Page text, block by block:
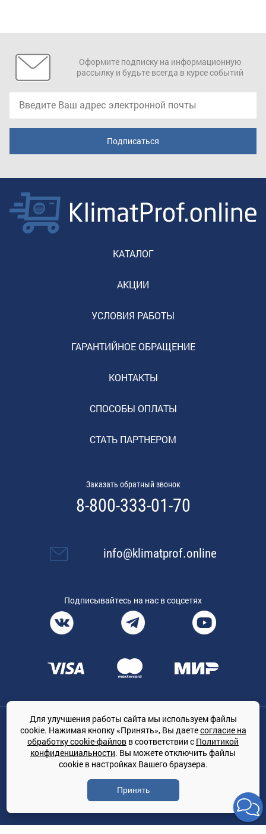
Оформите подписку на информационную
рассылку и будьте всегда в курсе событий
КАТАЛОГ
АКЦИИ
УСЛОВИЯ РАБОТЫ
ГАРАНТИЙНОЕ ОБРАЩЕНИЕ
КОНТАКТЫ
СПОСОБЫ ОПЛАТЫ
СТАТЬ ПАРТНЕРОМ
Заказать обратный звонок
8-800-333-01-70
info@klimatprof.online
Подписывайтесь на нас в соцсетях
Общество с ограниченной ответственностью «ТРЕЙДКОН», ОГРН:
1167847364079, 197022, г. Санкт-Петербург, проспект Медиков, 7
КЛИМАТПРОФ.ONLINE - оптовая продажа кондиционеров и
климатической техники на территории РФ
© Сайт принадлежит ООО «ТРЕЙДКОН»
Политика конфиденциальности
Для улучшения работы сайта мы используем файлы
cookie. Нажимая кнопку «Принять», Вы даетесогласие на
обработку cookie-файлов в соответствии с Политикой
конфиденциальности. Вы можете отключить файлы
cookie в настройках Вашего браузера.
Принять